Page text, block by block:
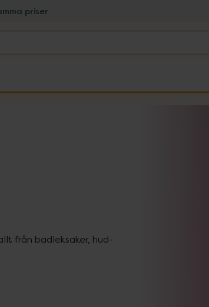
priser
från badleksaker, hud-